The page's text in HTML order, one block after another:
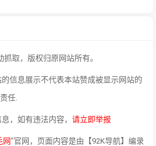
取，版权归原网站所有。
信息展示不代表本站赞成被显示网站的
任.
，如有违法内容， 请立即举报
网"官网，页面内容是由【92K导航】编录